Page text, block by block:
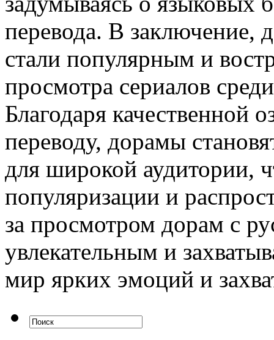
перевода. В заключение,
стали популярным и
просмотра сериалов
Благодаря качественной
переводу, дорамы
для широкой аудитории,
популяризации и
за просмотром дорам с
увлекательным и
мир ярких эмоций и